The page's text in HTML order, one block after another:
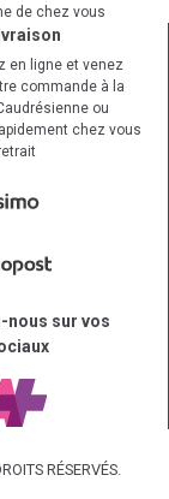
de chez vous
en ligne et venez
commande à la
ou
chez vous
nous sur vos
RÉSERVÉS.